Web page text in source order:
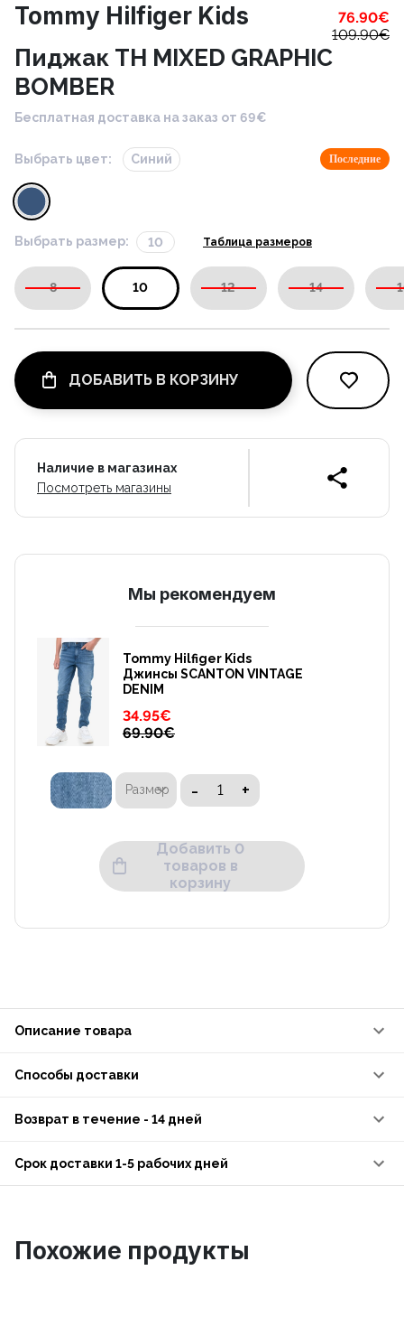
Tommy Hilfiger Kids 76.90€
109.90€
Пиджак TH MIXED GRAPHIC
BOMBER
Бесплатная доставка на заказ от 69€
Выбрать цвет: Синий Последние
Выбрать размер: 10 Таблица размеров
8 10 12 14
ДОБАВИТЬ В КОРЗИНУ
Наличие в магазинах
Посмотреть магазины
Mы рекомендуем
Tommy Hilfiger Kids
Джинсы SCANTON VINTAGE
DENIM
34.95€
69.90€
Размер - +
Добавить 0
товаров в
корзину
Описание товара
Способы доставки
Возврат в течение - 14 дней
Срок доставки 1-5 рабочих дней
Похожие продукты